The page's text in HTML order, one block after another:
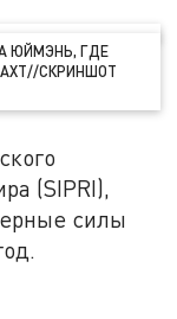
ЮЙМЭНЬ, ГДЕ
СКРИНШОТ
(SIPRI),
силы